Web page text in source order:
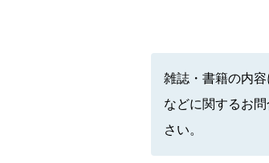
雑誌・書籍の内
などに関するお
さい。